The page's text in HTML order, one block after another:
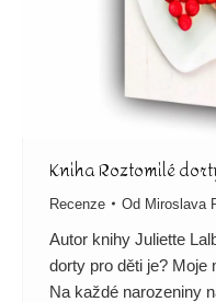
Kniha Roztomilé
Recenze Od Miroslava
Autor knihy Juliette
dorty pro děti je? Moje
Na každé narozeniny